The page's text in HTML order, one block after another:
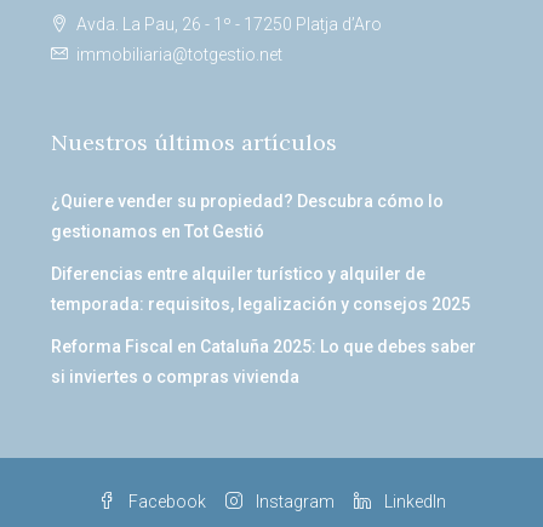
Avda. La Pau, 26 - 1º - 17250 Platja d’Aro
immobiliaria@totgestio.net
Nuestros últimos artículos
¿Quiere vender su propiedad? Descubra cómo lo
gestionamos en Tot Gestió
Diferencias entre alquiler turístico y alquiler de
temporada: requisitos, legalización y consejos 2025
Reforma Fiscal en Cataluña 2025: Lo que debes saber
si inviertes o compras vivienda
Facebook Instagram LinkedIn